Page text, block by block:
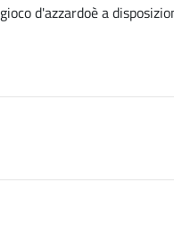
d'azzardoè a